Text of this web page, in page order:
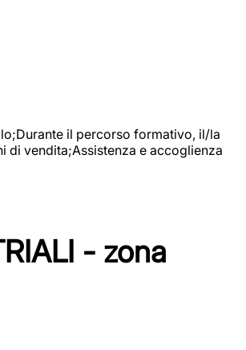
il percorso formativo, il/la
di vendita;Assistenza e accoglienza
- zona